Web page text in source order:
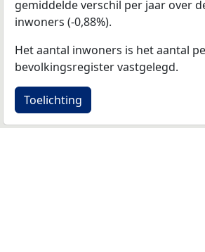
gemiddelde verschil per jaar over
inwoners (-0,88%).
Het aantal inwoners is het aantal
bevolkingsregister vastgelegd.
Toelichting